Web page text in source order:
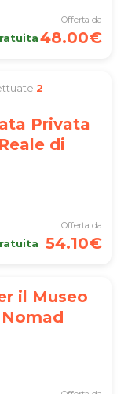
Offerta da
48.00€
2
Privata
di
Offerta da
54.10€
il Museo